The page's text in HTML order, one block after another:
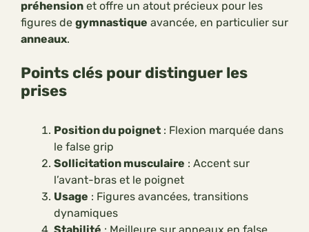
préhension et offre un atout précieux pour les
figures de gymnastique avancée, en particulier sur
anneaux.
Points clés pour distinguer les
prises
Position du poignet : Flexion marquée dans
le false grip
Sollicitation musculaire : Accent sur
l’avant-bras et le poignet
Usage : Figures avancées, transitions
dynamiques